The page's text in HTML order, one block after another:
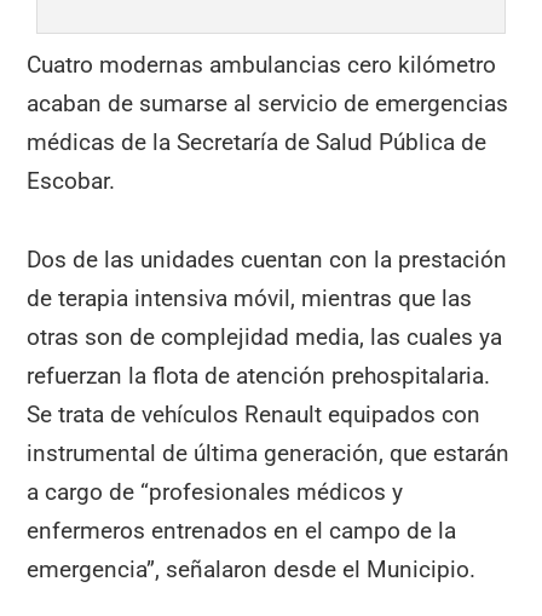
Cuatro modernas ambulancias cero kilómetro
acaban de sumarse al servicio de emergencias
médicas de la Secretaría de Salud Pública de
Escobar.
Dos de las unidades cuentan con la prestación
de terapia intensiva móvil, mientras que las
otras son de complejidad media, las cuales ya
refuerzan la flota de atención prehospitalaria.
Se trata de vehículos Renault equipados con
instrumental de última generación, que estarán
a cargo de “profesionales médicos y
enfermeros entrenados en el campo de la
emergencia”, señalaron desde el Municipio.